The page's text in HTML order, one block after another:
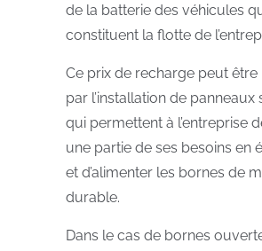
de la batterie des véhicules
constituent la flotte de
Ce prix de recharge peut être
par l’installation de panneaux
qui permettent à l’entreprise
une partie de ses besoins en
et d’alimenter les bornes de
durable.
Dans le cas de bornes